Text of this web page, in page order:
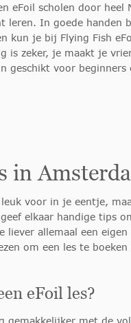
eFoil scholen door heel
leren. In goede handen
kun je bij Flying Fish
is zeker, je maakt je
geschikt voor beginners
in
voor in je eentje,
elkaar handige tips
liever allemaal een
om een les te
eFoil les?
gemakkelijker met de